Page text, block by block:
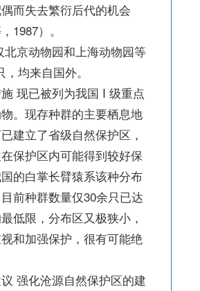
而失去繁衍后代的机会
1987）。
北京动物园和上海动物园等
均来自国外。
现已被列为我国 I 级重点
。现存种群的主要栖息地
建立了省级自然保护区，
保护区内可能得到较好保
的白掌长臂猿系该种分布
前种群数量仅30余只已达
低限，分布区又极狭小，
和加强保护，很有可能绝
强化沧源自然保护区的建